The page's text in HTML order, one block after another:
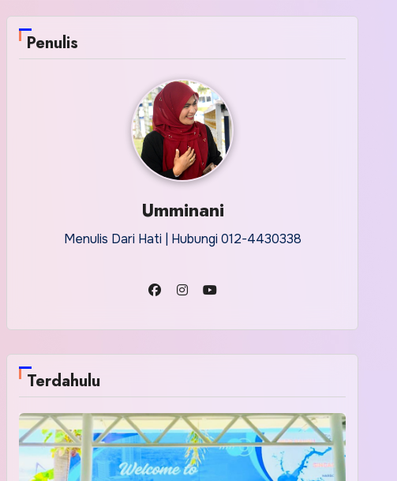
Penulis
Umminani
Menulis Dari Hati | Hubungi 012-4430338
Terdahulu